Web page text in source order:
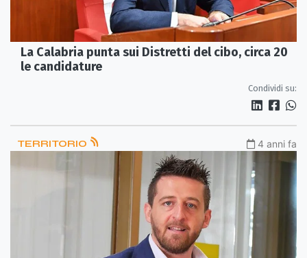
La Calabria punta sui Distretti del cibo, circa 20
le candidature
Condividi su:
TERRITORIO 4 anni fa